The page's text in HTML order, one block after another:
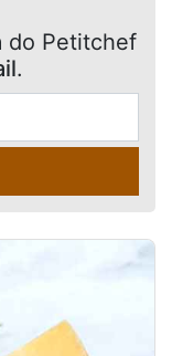
do Petitchef
.